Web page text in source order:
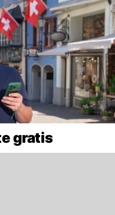
gratis